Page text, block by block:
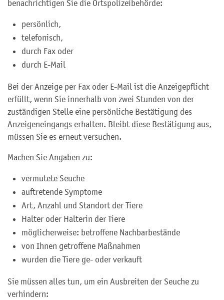
benachrichtigen Sie die Ortspolizeibehörde:
persönlich,
telefonisch,
durch Fax oder
durch E-Mail
Bei der Anzeige per Fax oder E-Mail ist die Anzeigepflicht
erfüllt, wenn Sie innerhalb von zwei Stunden von der
zuständigen Stelle eine persönliche Bestätigung des
Anzeigeneingangs erhalten. Bleibt diese Bestätigung aus,
müssen Sie es erneut versuchen.
Machen Sie Angaben zu:
vermutete Seuche
auftretende Symptome
Art, Anzahl und Standort der Tiere
Halter oder Halterin der Tiere
möglicherweise: betroffene Nachbarbestände
von Ihnen getroffene Maßnahmen
wurden die Tiere ge- oder verkauft
Sie müssen alles tun, um ein Ausbreiten der Seuche zu
verhindern: